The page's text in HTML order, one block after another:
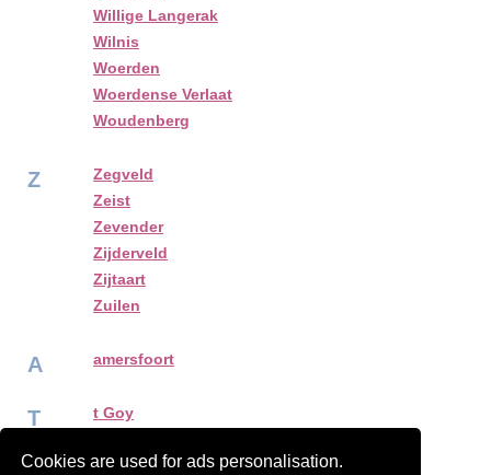
Cookies are used for ads personalisation.
Willige Langerak
Wilnis
Woerden
Woerdense Verlaat
Woudenberg
Z
Zegveld
Zeist
Zevender
Zijderveld
Zijtaart
Zuilen
A amersfoort
T t Goy